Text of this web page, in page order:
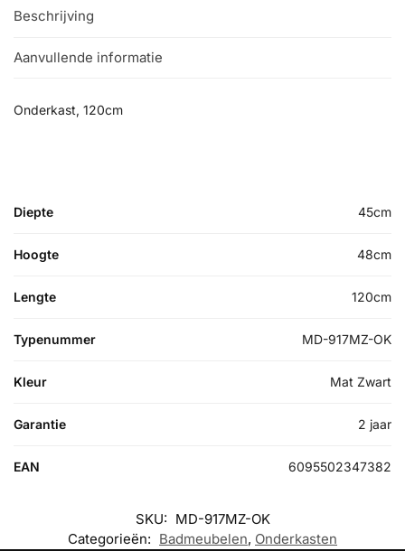
Beschrijving
Aanvullende informatie
Onderkast, 120cm
Diepte 45cm
Hoogte 48cm
Lengte 120cm
Typenummer MD-917MZ-OK
Kleur Mat Zwart
Garantie 2 jaar
EAN 6095502347382
SKU: MD-917MZ-OK
Categorieën: Badmeubelen, Onderkasten